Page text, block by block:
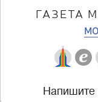
ГАЗЕТА
Напишите